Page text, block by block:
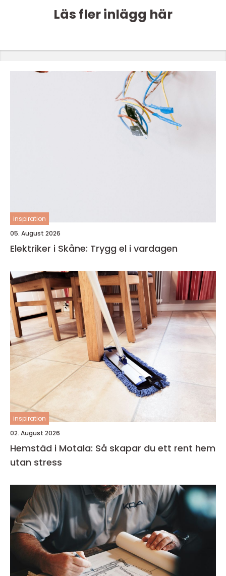
Läs fler inlägg här
inspiration
05. August 2026
Elektriker i Skåne: Trygg el i vardagen
inspiration
02. August 2026
Hemstäd i Motala: Så skapar du ett rent hem
utan stress